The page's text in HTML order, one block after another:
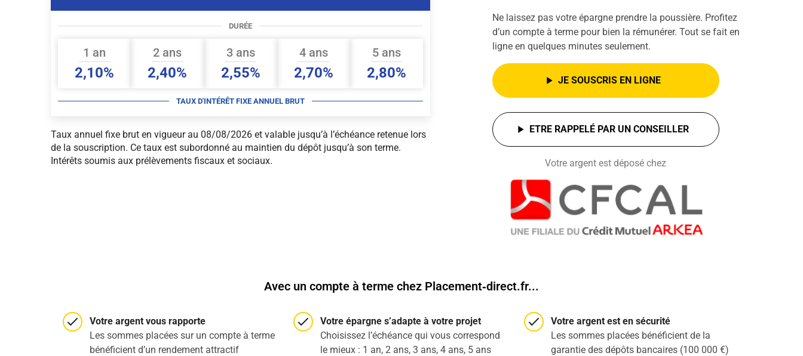
Ne laissez pas votre épargne prendre la poussière. Profitez
d’un compte à terme pour bien la rémunérer. Tout se fait en
ligne en quelques minutes seulement.
JE SOUSCRIS EN LIGNE
ETRE RAPPELÉ PAR UN CONSEILLER
Votre argent est déposé chez
DURÉE
1 an
2,10%
2 ans
2,40%
3 ans
2,55%
4 ans
2,70%
5 ans
2,80%
TAUX D'INTÉRÊT FIXE ANNUEL BRUT
Taux annuel fixe brut en vigueur au 08/08/2026 et valable jusqu’à l’échéance retenue lors
de la souscription. Ce taux est subordonné au maintien du dépôt jusqu’à son terme.
Intérêts soumis aux prélèvements fiscaux et sociaux.
Avec un compte à terme chez Placement‑direct.fr...
Votre argent vous rapporte
Les sommes placées sur un compte à terme
bénéficient d’un rendement attractif
Votre épargne s’adapte à votre projet
Choisissez l’échéance qui vous correspond
le mieux : 1 an, 2 ans, 3 ans, 4 ans, 5 ans
Votre argent est en sécurité
Les sommes placées bénéficient de la
garantiedes dépôts bancaires (100 000 €)